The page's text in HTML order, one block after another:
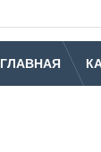
ГЛАВНАЯ